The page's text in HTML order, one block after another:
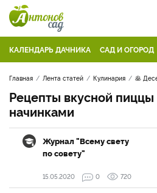
КАЛЕНДАРЬ ДАЧНИКА САД И ОГОРОД
Главная Лента статей Кулинария 🥞
Рецепты вкусной
начинками
Журнал "Всему свету
по совету"
15.05.2020
0 720